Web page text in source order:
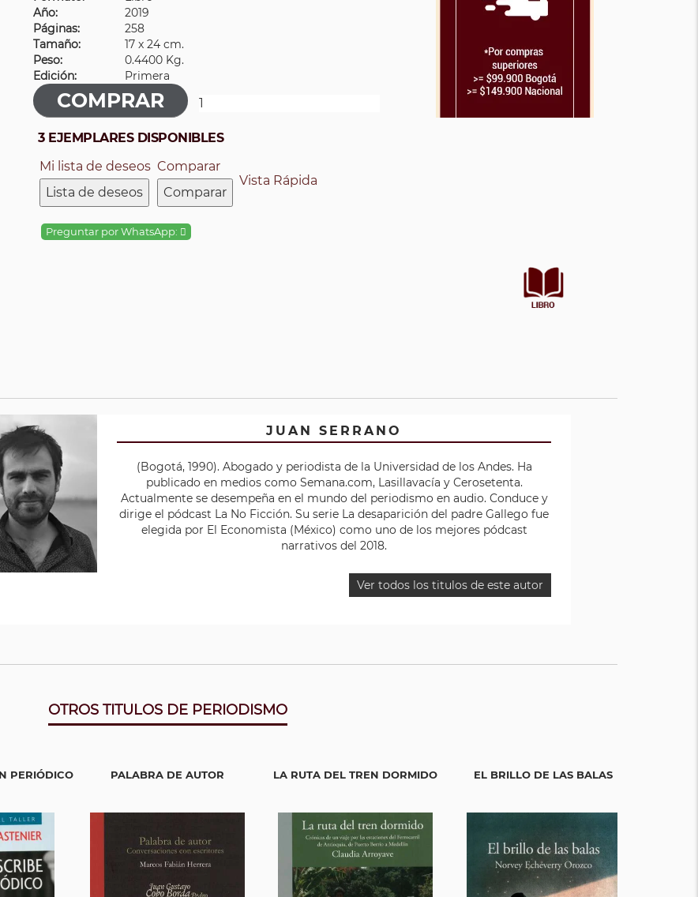
Año:
2019
Páginas:
258
Tamaño:
17 x 24 cm.
Peso:
0.4400 Kg.
Edición:
Primera
3 EJEMPLARES DISPONIBLES
Mi lista de deseos
Lista de deseos
Comparar
Comparar
Vista Rápida
Preguntar por WhatsApp:
JUAN SERRANO
(Bogotá, 1990). Abogado y periodista de la Universidad de los Andes. Ha
publicado en medios como Semana.com, Lasillavacía y Cerosetenta.
Actualmente se desempeña en el mundo del periodismo en audio. Conduce y
dirige el pódcast La No Ficción. Su serie La desaparición del padre Gallego fue
elegida por El Economista (México) como uno de los mejores pódcast
narrativos del 2018.
Ver todos los titulos de este autor
OTROS TITULOS DE PERIODISMO
PERIÓDICO PALABRA DE AUTOR LA RUTA DEL TREN DORMIDO EL BRILLO DE LAS BALAS